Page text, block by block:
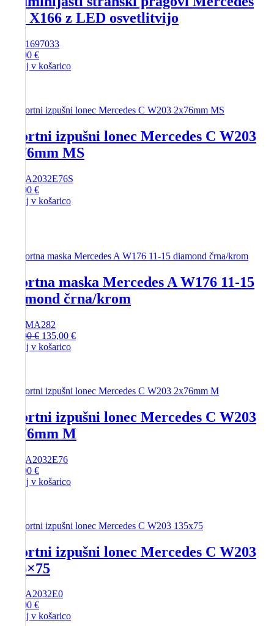
GL X166 z LED osvetlitvijo
1697033
425,00 €
Dodaj v košarico
Športni izpušni lonec Mercedes C W203
2x76mm MS
A2032E76S
281,00 €
Dodaj v košarico
Športna maska Mercedes A W176 11-15
diamond črna/krom
MA282
200,00€ Izvirna
cena
135,00 €Trenutna
Dodaj v košarico
Športni izpušni lonec Mercedes C W203
2x76mm M
A2032E76
281,00 €
Dodaj v košarico
Športni izpušni lonec Mercedes C W203
135×75
A2032E0
281,00 €
Dodaj v košarico